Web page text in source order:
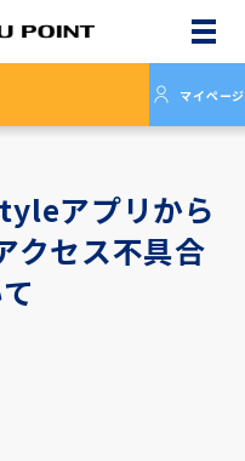
マイページ
メニ
アプリから
クセス不具合